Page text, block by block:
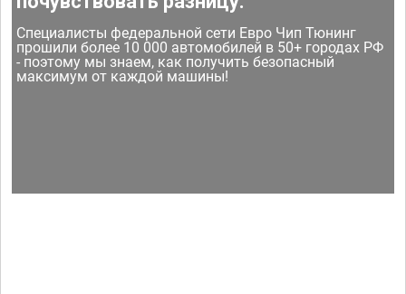
Специалисты федеральной сети Евро Чип Тюнинг
прошили более 10 000 автомобилей в 50+ городах РФ
- поэтому мы знаем, как получить безопасный
максимум от каждой машины!